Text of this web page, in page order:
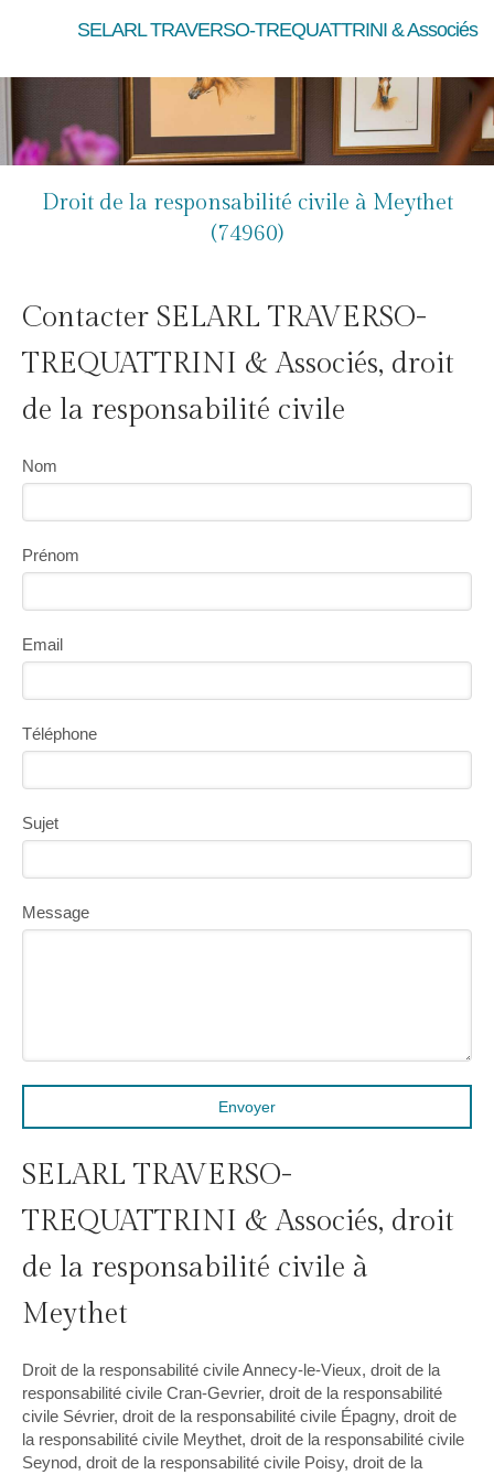
SELARL TRAVERSO-TREQUATTRINI & Associés
Droit de la responsabilité civile à Meythet
(74960)
Contacter SELARL TRAVERSO-
TREQUATTRINI & Associés, droit
de la responsabilité civile
Nom
Prénom
Email
Téléphone
Sujet
Message
Envoyer
SELARL TRAVERSO-
TREQUATTRINI & Associés, droit
de la responsabilité civile à
Meythet
Droit de la responsabilité civile Annecy-le-Vieux, droit de la
responsabilité civile Cran-Gevrier, droit de la responsabilité
civile Sévrier, droit de la responsabilité civile Épagny, droit de
la responsabilité civile Meythet, droit de la responsabilité civile
Seynod, droit de la responsabilité civile Poisy, droit de la